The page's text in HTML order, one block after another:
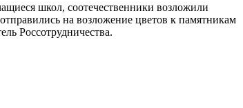
школ, соотечественники возложили
на возложение цветов к памятникам
Россотрудничества.